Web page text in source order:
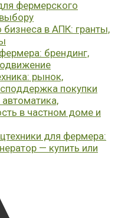
фермерского
в АПК: гранты,
брендинг,
рынок,
покупки
в частном доме и
для фермера:
— купить или